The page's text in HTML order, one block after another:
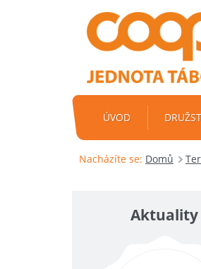
ÚVOD
Nacházíte se: Domů
Aktuality